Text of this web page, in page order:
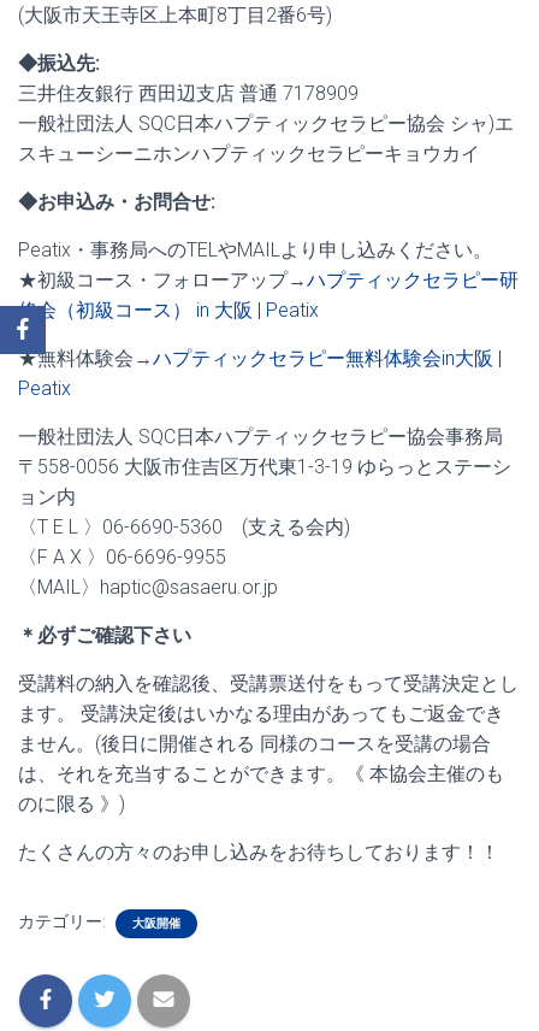
(大阪市天王寺区上本町8丁目2番6号)
◆振込先:
三井住友銀行 西田辺支店 普通 7178909
一般社団法人 SQC日本ハプティックセラピー協会 シャ)エ
スキューシーニホンハプティックセラピーキョウカイ
◆お申込み・お問合せ:
Peatix・事務局へのTELやMAILより申し込みください。
★初級コース・フォローアップ→ハプティックセラピー研
修会（初級コース） in 大阪 | Peatix
★無料体験会→ハプティックセラピー無料体験会in大阪 |
Peatix
一般社団法人 SQC日本ハプティックセラピー協会事務局
〒558-0056 大阪市住吉区万代東1-3-19 ゆらっとステーシ
ョン内
〈T E L 〉06-6690-5360 (支える会内)
〈F A X 〉06-6696-9955
〈MAIL〉haptic@sasaeru.or.jp
＊必ずご確認下さい
受講料の納入を確認後、受講票送付をもって受講決定とし
ます。 受講決定後はいかなる理由があってもご返金でき
ません。(後日に開催される 同様のコースを受講の場合
は、それを充当することができます。《 本協会主催のも
のに限る 》)
たくさんの方々のお申し込みをお待ちしております！！
カテゴリー: 大阪開催